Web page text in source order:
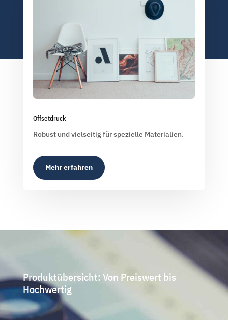
Offsetdruck
Robust und vielseitig für spezielle Materialien.
Mehr erfahren
Produktübersicht: Von Preiswert bis
Hochwertig